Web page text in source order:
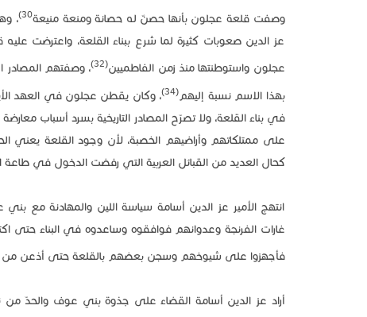
وصفت قلعة عجلون بأنها حصنٌ له حصانة ومنعة منيعة30) ،
عز الدين صعوبات كثيرة لما شرع ببناء القلعة، واعترضت
عجلون واستوطنتها منذ زمن الفاطميين(32) ، وصفتهم المصادر
بهذا الاسم نسبة إليهم (34) ، وكان يقطن عجلون في العهد
في بناء القلعة، ولا تصرّح المصادر التاريخية بسرد أسباب
على ممتلكاتهم وأراضيهم الخصبة، لأن وجود القلعة يعني
كحال العديد من القبائل العربية التي رفضت الدخول في طاعة
انتهج الأمير عز الدين أسامة سياسة اللين والمهادنة مع
غارات الفرنجة وعدوانهم فوافقوه وساعدوه في البناء حتى
فأجهزوا على شيوخهم وسجن بعضهم بالقلعة حتى أذعن من
أراد عز الدين أسامة القضاء على جذوة بني عوف